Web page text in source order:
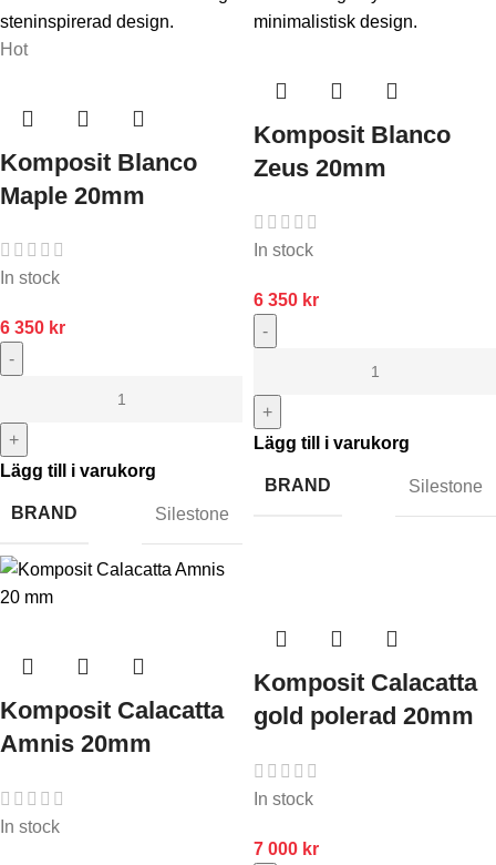
Hot
Komposit Blanco
Maple 20mm
In stock
6 350 kr
-
+
Lägg till i varukorg
BRAND Silestone
Komposit Blanco
Zeus 20mm
In stock
6 350 kr
-
+
Lägg till i varukorg
BRAND Silestone
Komposit Calacatta
Amnis 20mm
In stock
Komposit Calacatta
gold polerad 20mm
In stock
7 000 kr